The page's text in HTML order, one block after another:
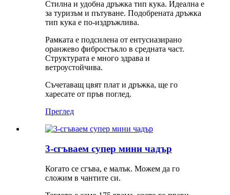
Стилна и удобна дръжка тип кука. Идеална е
за туризъм и пътуване. Подобрената дръжка
тип кука е по-издръжлива.
Рамката е подсилена от ентусиазирано
оранжево фибростъкло в средната част.
Структурата е много здрава и
ветроустойчива.
Съчетаващ цвят плат и дръжка, ще го
харесате от пръв поглед.
Преглед
3-сгъваем супер мини чадър
Когато се сгъва, е малък. Можем да го
сложим в чантите си.